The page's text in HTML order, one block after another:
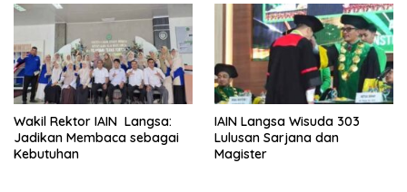
Wakil Rektor IAIN Langsa:
Jadikan Membaca sebagai
Kebutuhan
IAIN Langsa Wisuda 303
Lulusan Sarjana dan
Magister